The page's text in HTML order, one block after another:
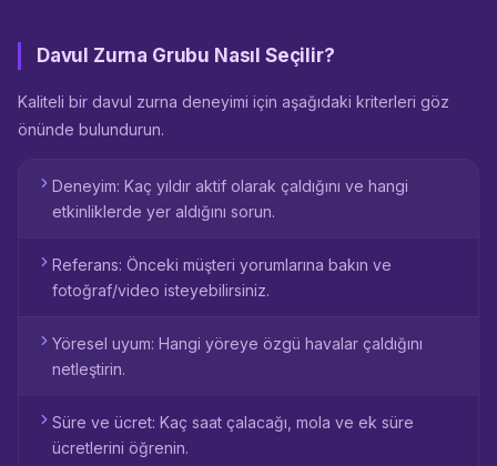
Davul Zurna Grubu Nasıl Seçilir?
Kaliteli bir davul zurna deneyimi için aşağıdaki kriterleri göz
önünde bulundurun.
Deneyim: Kaç yıldır aktif olarak çaldığını ve hangi
etkinliklerde yer aldığını sorun.
Referans: Önceki müşteri yorumlarına bakın ve
fotoğraf/video isteyebilirsiniz.
Yöresel uyum: Hangi yöreye özgü havalar çaldığını
netleştirin.
Süre ve ücret: Kaç saat çalacağı, mola ve ek süre
ücretlerini öğrenin.